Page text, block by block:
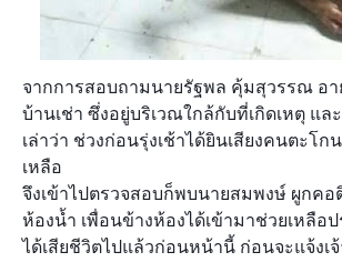
จากการสอบถามนายรัฐพล คุ้มสุวรรณ อา
บ้านเช่า ซึ่งอยู่บริเวณใกล้กับที่เกิดเหตุ แล
เล่าว่า ช่วงก่อนรุ่งเช้าได้ยินเสียงคนตะโ
เหลือ
จึงเข้าไปตรวจสอบก็พบนายสมพงษ์ ผูกค
ห้องน้ำ เพื่อนข้างห้องได้เข้ามาช่วยเหลือ
ได้เสียชีวิตไปแล้วก่อนหน้านี้ ก่อนจะแจ้งเ